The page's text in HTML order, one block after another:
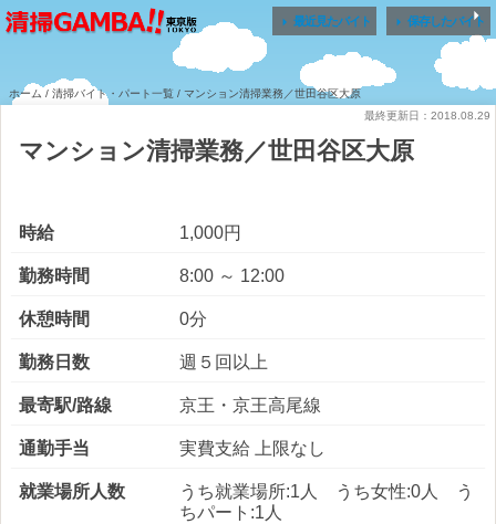
 最近見たバイト  保存したバイト
ホーム / 清掃バイト・パート一覧 / マンション清掃業務／世田谷区大原
最終更新日：2018.08.29
マンション清掃業務／世田谷区大原
時給 1,000円
勤務時間 8:00 ～ 12:00
休憩時間 0分
勤務日数 週５回以上
最寄駅/路線 京王・京王高尾線
通勤手当 実費支給 上限なし
就業場所人数
うち就業場所:1人 うち女性:0人 う
ちパート:1人